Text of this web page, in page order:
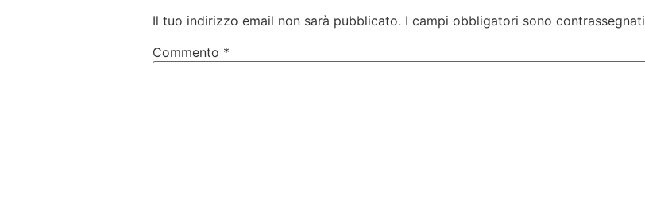
Il tuo indirizzo email non sarà pubblicato. I campi obbligatori sono contrassegnati
Commento *